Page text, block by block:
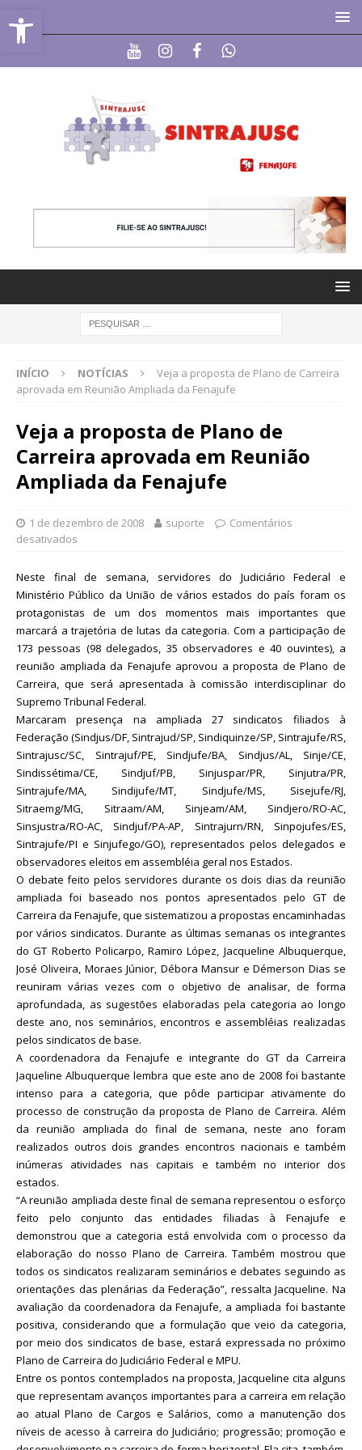
Abrir a barra de ferramentas
INÍCIO NOTÍCIAS
Veja a proposta de Plano de Carreira
aprovada em Reunião Ampliada da Fenajufe
Veja a proposta de Plano de
Carreira aprovada em Reunião
Ampliada da Fenajufe
1 de dezembro de 2008 suporte
Comentários
desativados
Neste final de semana, servidores do Judiciário Federal e
Ministério Público da União de vários estados do país foram os
protagonistas de um dos momentos mais importantes que
marcará a trajetória de lutas da categoria. Com a participação de
173 pessoas (98 delegados, 35 observadores e 40 ouvintes), a
reunião ampliada da Fenajufe aprovou a proposta de Plano de
Carreira, que será apresentada à comissão interdisciplinar do
Supremo Tribunal Federal.
Marcaram presença na ampliada 27 sindicatos filiados à
Federação (Sindjus/DF, Sintrajud/SP, Sindiquinze/SP, Sintrajufe/RS,
Sintrajusc/SC, Sintrajuf/PE, Sindjufe/BA, Sindjus/AL, Sinje/CE,
Sindissétima/CE, Sindjuf/PB, Sinjuspar/PR, Sinjutra/PR,
Sintrajufe/MA, Sindijufe/MT, Sindjufe/MS, Sisejufe/RJ,
Sitraemg/MG, Sitraam/AM, Sinjeam/AM, Sindjero/RO-AC,
Sinsjustra/RO-AC, Sindjuf/PA-AP, Sintrajurn/RN, Sinpojufes/ES,
Sintrajufe/PI e Sinjufego/GO), representados pelos delegados e
observadores eleitos em assembléia geral nos Estados.
O debate feito pelos servidores durante os dois dias da reunião
ampliada foi baseado nos pontos apresentados pelo GT de
Carreira da Fenajufe, que sistematizou a propostas encaminhadas
por vários sindicatos. Durante as últimas semanas os integrantes
do GT Roberto Policarpo, Ramiro López, Jacqueline Albuquerque,
José Oliveira, Moraes Júnior, Débora Mansur e Démerson Dias se
reuniram várias vezes com o objetivo de analisar, de forma
aprofundada, as sugestões elaboradas pela categoria ao longo
deste ano, nos seminários, encontros e assembléias realizadas
pelos sindicatos de base.
A coordenadora da Fenajufe e integrante do GT da Carreira
Jaqueline Albuquerque lembra que este ano de 2008 foi bastante
intenso para a categoria, que pôde participar ativamente do
processo de construção da proposta de Plano de Carreira. Além
da reunião ampliada do final de semana, neste ano foram
realizados outros dois grandes encontros nacionais e também
inúmeras atividades nas capitais e também no interior dos
estados.
“A reunião ampliada deste final de semana representou o esforço
feito pelo conjunto das entidades filiadas à Fenajufe e
demonstrou que a categoria está envolvida com o processo da
elaboração do nosso Plano de Carreira. Também mostrou que
todos os sindicatos realizaram seminários e debates seguindo as
orientações das plenárias da Federação”, ressalta Jacqueline. Na
avaliação da coordenadora da Fenajufe, a ampliada foi bastante
positiva, considerando que a formulação que veio da categoria,
por meio dos sindicatos de base, estará expressada no próximo
Plano de Carreira do Judiciário Federal e MPU.
Entre os pontos contemplados na proposta, Jacqueline cita alguns
que representam avanços importantes para a carreira em relação
ao atual Plano de Cargos e Salários, como a manutenção dos
níveis de acesso à carreira do Judiciário; progressão; promoção e